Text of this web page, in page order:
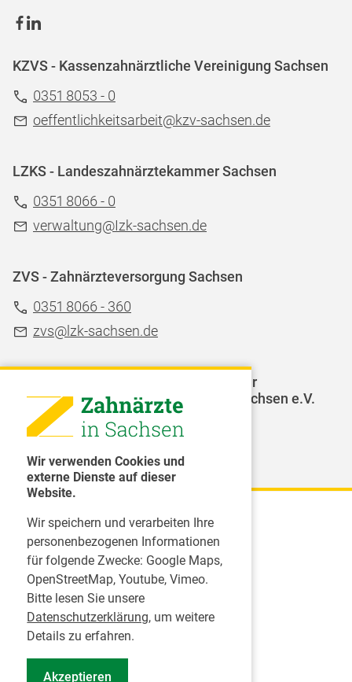
Wir verwenden Cookies und
externe Dienste auf dieser
Website.
Wir speichern und verarbeiten Ihre
personenbezogenen Informationen
für folgende Zwecke: Google Maps,
OpenStreetMap, Youtube, Vimeo.
Bitte lesen Sie unsere
Datenschutzerklärung, um weitere
Details zu erfahren.
Akzeptieren
KZVS - Kassenzahnärztliche Vereinigung Sachsen
0351 8053 - 0
oeffentlichkeitsarbeit@kzv-sachsen.de
LZKS - Landeszahnärztekammer Sachsen
0351 8066 - 0
verwaltung@Izk-sachsen.de
ZVS - Zahnärzteversorgung Sachsen
0351 8066 - 360
zvs@lzk-sachsen.de
LAGZ - Landesarbeitsgemeinschaft für
Jugendzahnpflege des Freistaates Sachsen e.V.
Karriere
Inserate
Praktikum in einer Zahnarztpraxis
Jobs im Zahnärztehaus
Presse
Pressemitteilungen